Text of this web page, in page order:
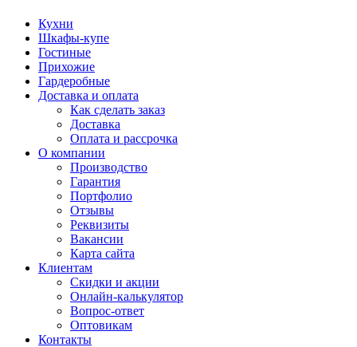
Кухни
Шкафы-купе
Гостиные
Прихожие
Гардеробные
Доставка и оплата
Как сделать заказ
Доставка
Оплата и рассрочка
О компании
Производство
Гарантия
Портфолио
Отзывы
Реквизиты
Вакансии
Карта сайта
Клиентам
Скидки и акции
Онлайн-калькулятор
Вопрос-ответ
Оптовикам
Контакты